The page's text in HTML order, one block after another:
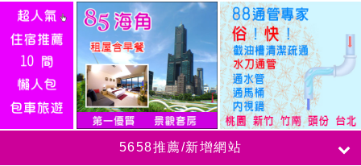
5658推薦/新增網站